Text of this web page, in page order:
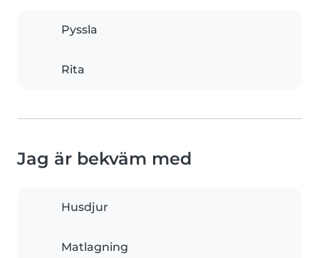
Pyssla
Rita
Jag är bekväm med
Husdjur
Matlagning